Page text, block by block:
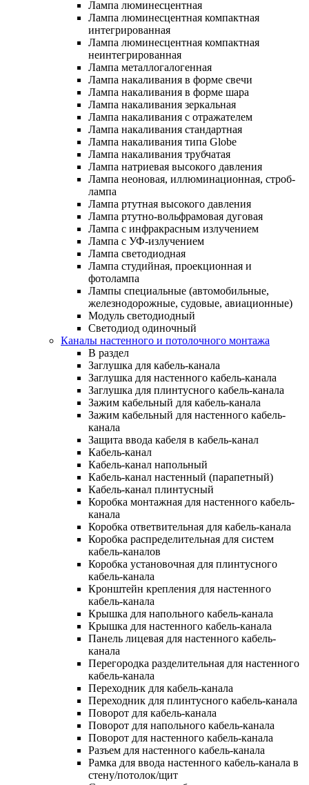
Лампа люминесцентная
Лампа люминесцентная компактная
интегрированная
Лампа люминесцентная компактная
неинтегрированная
Лампа металлогалогенная
Лампа накаливания в форме свечи
Лампа накаливания в форме шара
Лампа накаливания зеркальная
Лампа накаливания с отражателем
Лампа накаливания стандартная
Лампа накаливания типа Globe
Лампа накаливания трубчатая
Лампа натриевая высокого давления
Лампа неоновая, иллюминационная, строб-
лампа
Лампа ртутная высокого давления
Лампа ртутно-вольфрамовая дуговая
Лампа с инфракрасным излучением
Лампа с УФ-излучением
Лампа светодиодная
Лампа студийная, проекционная и
фотолампа
Лампы специальные (автомобильные,
железнодорожные, судовые, авиационные)
Модуль светодиодный
Светодиод одиночный
Каналы настенного и потолочного монтажа
В раздел
Заглушка для кабель-канала
Заглушка для настенного кабель-канала
Заглушка для плинтусного кабель-канала
Зажим кабельный для кабель-канала
Зажим кабельный для настенного кабель-
канала
Защита ввода кабеля в кабель-канал
Кабель-канал
Кабель-канал напольный
Кабель-канал настенный (парапетный)
Кабель-канал плинтусный
Коробка монтажная для настенного кабель-
канала
Коробка ответвительная для кабель-канала
Коробка распределительная для систем
кабель-каналов
Коробка установочная для плинтусного
кабель-канала
Кронштейн крепления для настенного
кабель-канала
Крышка для напольного кабель-канала
Крышка для настенного кабель-канала
Панель лицевая для настенного кабель-
канала
Перегородка разделительная для настенного
кабель-канала
Переходник для кабель-канала
Переходник для плинтусного кабель-канала
Поворот для кабель-канала
Поворот для напольного кабель-канала
Поворот для настенного кабель-канала
Разъем для настенного кабель-канала
Рамка для ввода настенного кабель-канала в
стену/потолок/щит